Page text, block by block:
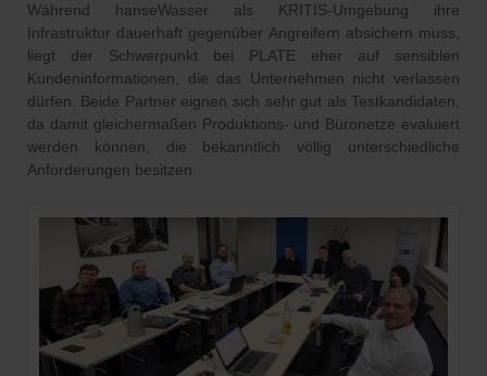
Während hanseWasser als KRITIS-Umgebung ihre
Infrastruktur dauerhaft gegenüber Angreifern absichern muss,
liegt der Schwerpunkt bei PLATE eher auf sensiblen
Kundeninformationen, die das Unternehmen nicht verlassen
dürfen. Beide Partner eignen sich sehr gut als Testkandidaten,
da damit gleichermaßen Produktions- und Büronetze evaluiert
werden können, die bekanntlich völlig unterschiedliche
Anforderungen besitzen.